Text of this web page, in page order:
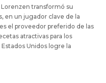
Lorenzen transformó su
en un jugador clave de la
el proveedor preferido de las
atractivas para los
Unidos logre la